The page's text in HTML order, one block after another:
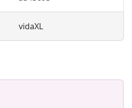
vidaXL